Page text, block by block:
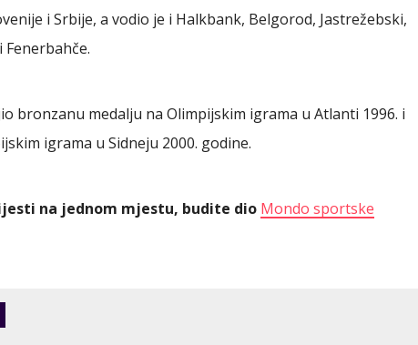
i Srbije, a vodio je i Halkbank, Belgorod, Jastrežebski,
bronzanu medalju na Olimpijskim igrama u Atlanti 1996. i
igrama u Sidneju 2000. godine.
na jednom mjestu, budite dio Mondo sportske